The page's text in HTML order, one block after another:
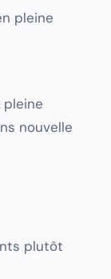
pleine
nouvelle
plutôt